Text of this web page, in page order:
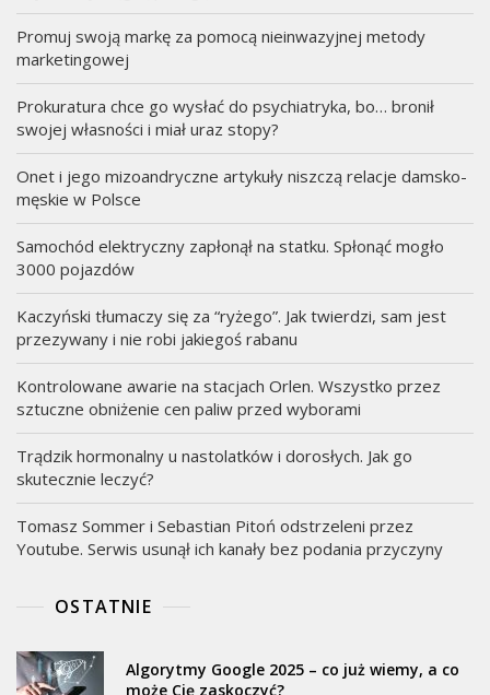
Promuj swoją markę za pomocą nieinwazyjnej metody
marketingowej
Prokuratura chce go wysłać do psychiatryka, bo… bronił
swojej własności i miał uraz stopy?
Onet i jego mizoandryczne artykuły niszczą relacje damsko-
męskie w Polsce
Samochód elektryczny zapłonął na statku. Spłonąć mogło
3000 pojazdów
Kaczyński tłumaczy się za “ryżego”. Jak twierdzi, sam jest
przezywany i nie robi jakiegoś rabanu
Kontrolowane awarie na stacjach Orlen. Wszystko przez
sztuczne obniżenie cen paliw przed wyborami
Trądzik hormonalny u nastolatków i dorosłych. Jak go
skutecznie leczyć?
Tomasz Sommer i Sebastian Pitoń odstrzeleni przez
Youtube. Serwis usunął ich kanały bez podania przyczyny
OSTATNIE
Algorytmy Google 2025 – co już wiemy, a co
może Cię zaskoczyć?